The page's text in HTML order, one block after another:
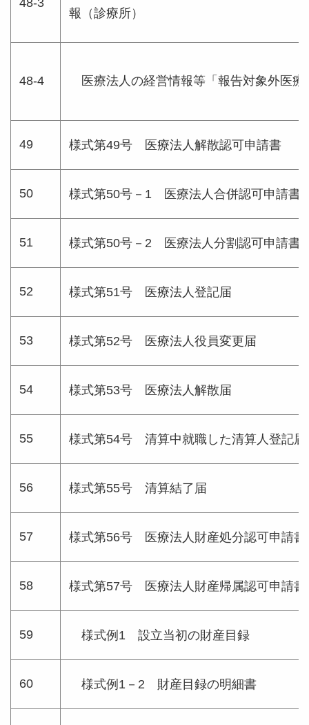
48-3
報（診療所）
48-4 医療法人の経営情報等「報告対象外医療
49 様式第49号 医療法人解散認可申請書
50 様式第50号－1 医療法人合併認可申請書
51 様式第50号－2 医療法人分割認可申請書
52 様式第51号 医療法人登記届
53 様式第52号 医療法人役員変更届
54 様式第53号 医療法人解散届
55 様式第54号 清算中就職した清算人登記届
56 様式第55号 清算結了届
57 様式第56号 医療法人財産処分認可申請書
58 様式第57号 医療法人財産帰属認可申請書
59 様式例1 設立当初の財産目録
60 様式例1－2 財産目録の明細書